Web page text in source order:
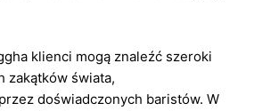
klienci mogą znaleźć szeroki
zakątków świata,
doświadczonych baristów. W